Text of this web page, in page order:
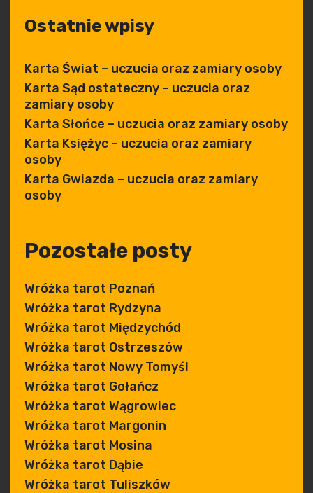
Ostatnie wpisy
Karta Świat – uczucia oraz zamiary osoby
Karta Sąd ostateczny – uczucia oraz
zamiary osoby
Karta Słońce – uczucia oraz zamiary osoby
Karta Księżyc – uczucia oraz zamiary
osoby
Karta Gwiazda – uczucia oraz zamiary
osoby
Pozostałe posty
Wróżka tarot Poznań
Wróżka tarot Rydzyna
Wróżka tarot Międzychód
Wróżka tarot Ostrzeszów
Wróżka tarot Nowy Tomyśl
Wróżka tarot Gołańcz
Wróżka tarot Wągrowiec
Wróżka tarot Margonin
Wróżka tarot Mosina
Wróżka tarot Dąbie
Wróżka tarot Tuliszków